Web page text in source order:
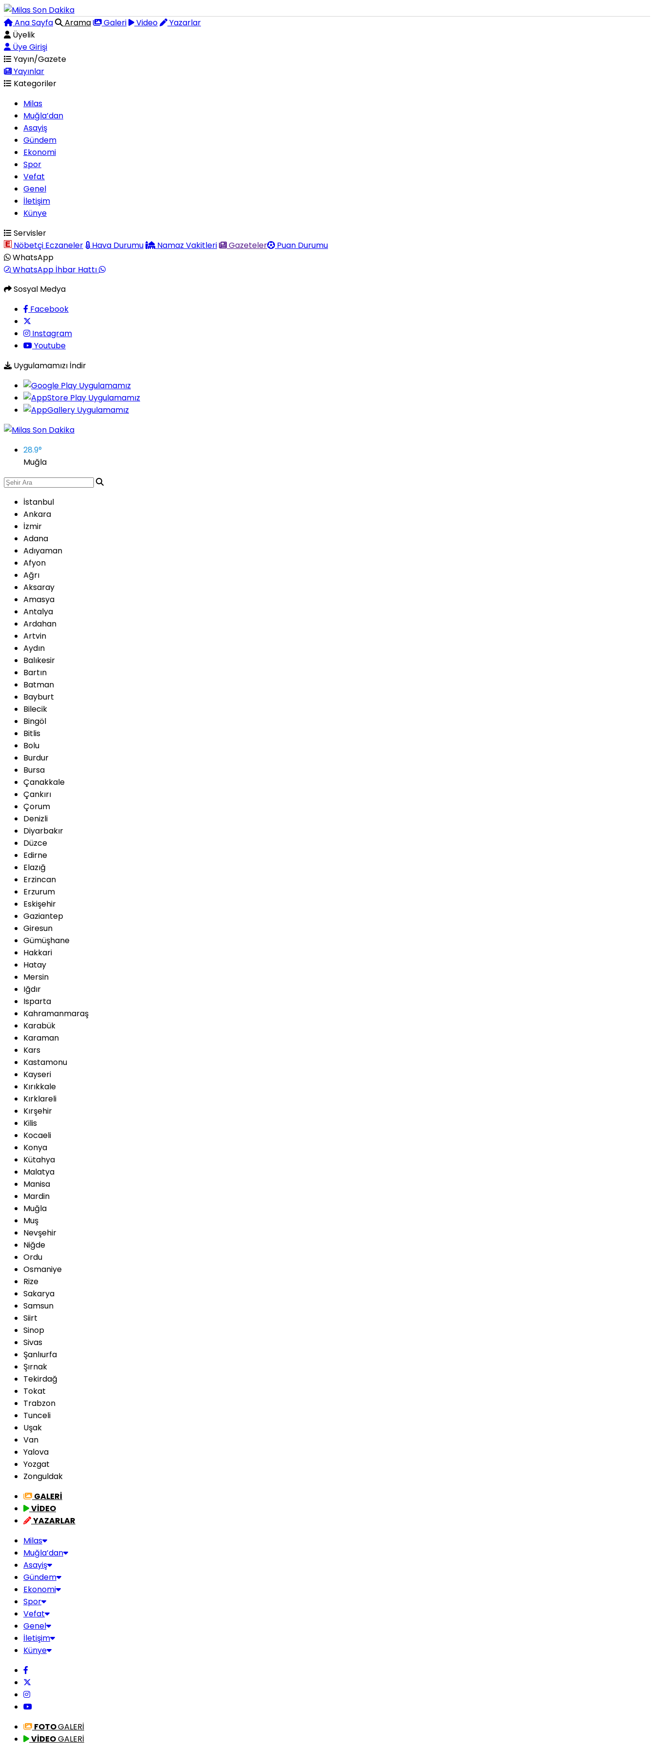
Ana Sayfa Arama Galeri Video
Yazarlar
Üyelik
Üye Girişi
Yayın/Gazete
Yayınlar
Kategoriler
Milas
Muğla’dan
Asayiş
Gündem
Ekonomi
Spor
Vefat
Genel
İletişim
Künye
Servisler
Nöbetçi Eczaneler
Hava Durumu Namaz Vakitleri Gazeteler
Puan Durumu
WhatsApp
WhatsApp İhbar Hattı
Sosyal Medya
Facebook
Instagram
Youtube
Uygulamamızı İndir
28.9°
Muğla
İstanbul
Ankara
İzmir
Adana
Adıyaman
Afyon
Ağrı
Aksaray
Amasya
Antalya
Ardahan
Artvin
Aydın
Balıkesir
Bartın
Batman
Bayburt
Bilecik
Bingöl
Bitlis
Bolu
Burdur
Bursa
Çanakkale
Çankırı
Çorum
Denizli
Diyarbakır
Düzce
Edirne
Elazığ
Erzincan
Erzurum
Eskişehir
Gaziantep
Giresun
Gümüşhane
Hakkari
Hatay
Mersin
Iğdır
Isparta
Kahramanmaraş
Karabük
Karaman
Kars
Kastamonu
Kayseri
Kırıkkale
Kırklareli
Kırşehir
Kilis
Kocaeli
Konya
Kütahya
Malatya
Manisa
Mardin
Muğla
Muş
Nevşehir
Niğde
Ordu
Osmaniye
Rize
Sakarya
Samsun
Siirt
Sinop
Sivas
Şanlıurfa
Şırnak
Tekirdağ
Tokat
Trabzon
Tunceli
Uşak
Van
Yalova
Yozgat
Zonguldak
GALERİ
VİDEO
YAZARLAR
Milas
Muğla’dan
Asayiş
Gündem
Ekonomi
Spor
Vefat
Genel
İletişim
Künye
FOTOGALERİ
VİDEOGALERİ